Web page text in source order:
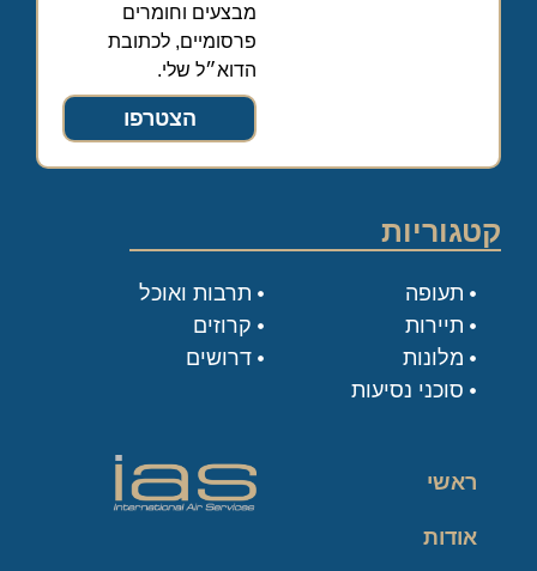
מבצעים וחומרים
פרסומיים, לכתובת
הדוא״ל שלי.
הצטרפו
קטגוריות
תעופה
תיירות
מלונות
סוכני נסיעות
תרבות ואוכל
קרוזים
דרושים
ראשי
אודות